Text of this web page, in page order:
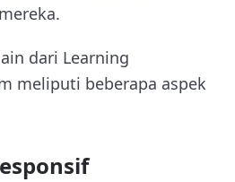
dari Learning
meliputi beberapa aspek